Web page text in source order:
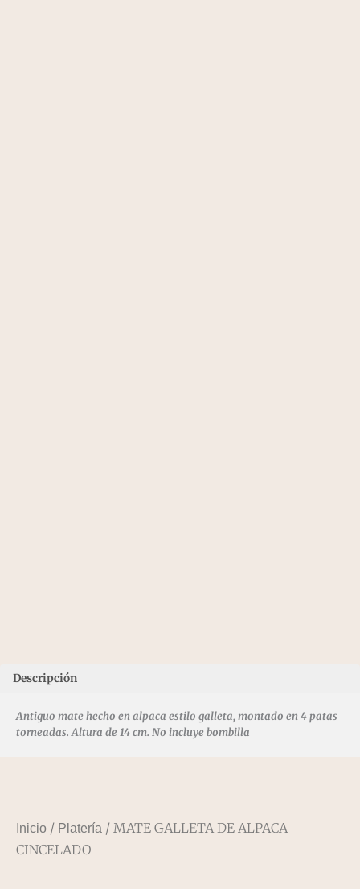
Descripción
Antiguo mate hecho en alpaca estilo galleta, montado en 4 patas
torneadas. Altura de 14 cm. No incluye bombilla
Inicio / Platería / MATE GALLETA DE ALPACA
CINCELADO